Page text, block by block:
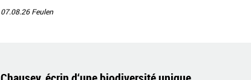
07.08.26Feulen